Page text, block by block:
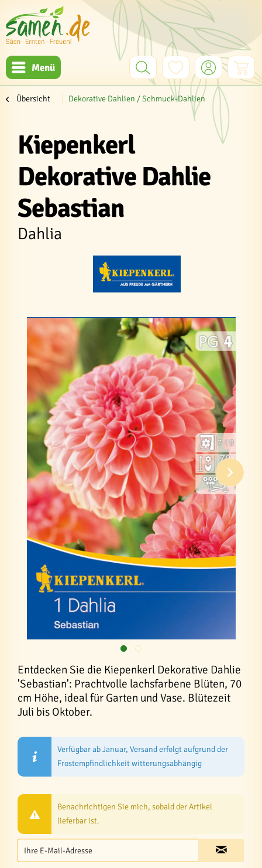
Menü
Übersicht Dekorative Dahlien / Schmuck-Dahlien
Kiepenkerl
Dekorative Dahlie
Sebastian
Dahlia
Entdecken Sie die Kiepenkerl Dekorative Dahlie
'Sebastian': Prachtvolle lachsfarbene Blüten, 70
cm Höhe, ideal für Garten und Vase. Blütezeit
Juli bis Oktober.
Verfügbar ab Januar, Versand erfolgt aufgrund der
Frostempfindlichkeit witterungsabhängig
Benachrichtigen Sie mich, sobald der Artikel
lieferbar ist.